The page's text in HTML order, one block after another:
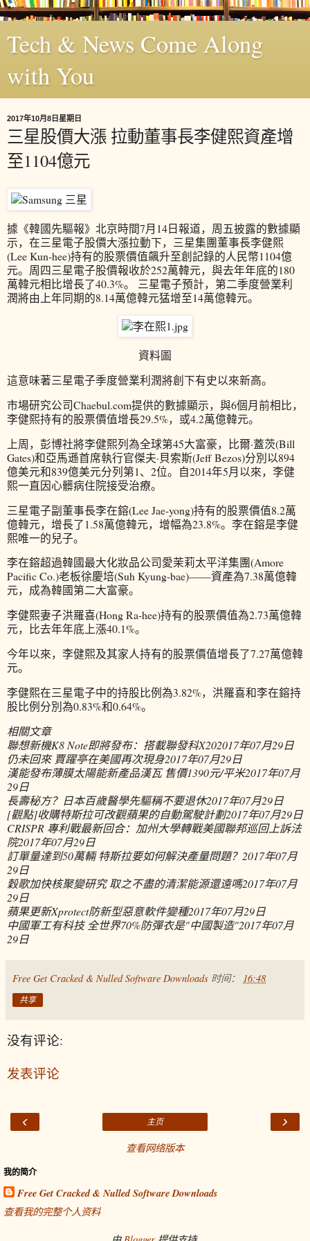
Tech & News Come Along
with You
2017年10月8日星期日
三星股價大漲 拉動董事長李健熙資產增
至1104億元
據《韓國先驅報》北京時間7月14日報道，周五披露的數據顯
示，在三星電子股價大漲拉動下，三星集團董事長李健熙
(Lee Kun-hee)持有的股票價值飆升至創記錄的人民幣1104億
元。周四三星電子股價報收於252萬韓元，與去年年底的180
萬韓元相比增長了40.3%。 三星電子預計，第二季度營業利
潤將由上年同期的8.14萬億韓元猛增至14萬億韓元。
資料圖
這意味著三星電子季度營業利潤將創下有史以來新高。
市場研究公司Chaebul.com提供的數據顯示，與6個月前相比，
李健熙持有的股票價值增長29.5%，或4.2萬億韓元。
上周，彭博社將李健熙列為全球第45大富豪，比爾·蓋茨(Bill
Gates)和亞馬遜首席執行官傑夫·貝索斯(Jeff Bezos)分別以894
億美元和839億美元分列第1、2位。自2014年5月以來，李健
熙一直因心髒病住院接受治療。
三星電子副董事長李在鎔(Lee Jae-yong)持有的股票價值8.2萬
億韓元，增長了1.58萬億韓元，增幅為23.8%。李在鎔是李健
熙唯一的兒子。
李在鎔超過韓國最大化妝品公司愛茉莉太平洋集團(Amore
Pacific Co.)老板徐慶培(Suh Kyung-bae)——資產為7.38萬億韓
元，成為韓國第二大富豪。
李健熙妻子洪羅喜(Hong Ra-hee)持有的股票價值為2.73萬億韓
元，比去年年底上漲40.1%。
今年以來，李健熙及其家人持有的股票價值增長了7.27萬億韓
元。
李健熙在三星電子中的持股比例為3.82%，洪羅喜和李在鎔持
股比例分別為0.83%和0.64%。
相關文章
聯想新機K8 Note即將發布：搭載聯發科X202017年07月29日
仍未回來 賈躍亭在美國再次現身2017年07月29日
漢能發布薄膜太陽能新產品漢瓦 售價1390元/平米2017年07月
29日
長壽秘方？日本百歲醫學先驅稱不要退休2017年07月29日
[觀點]收購特斯拉可改觀蘋果的自動駕駛計劃2017年07月29日
CRISPR 專利戰最新回合：加州大學轉戰美國聯邦巡回上訴法
院2017年07月29日
訂單量達到50萬輛 特斯拉要如何解決產量問題？ 2017年07月
29日
穀歌加快核聚變研究 取之不盡的清潔能源還遠嗎2017年07月
29日
蘋果更新Xprotect防新型惡意軟件變種2017年07月29日
中國軍工有科技 全世界70%防彈衣是"中國製造"2017年07月
29日
Free Get Cracked & Nulled Software Downloads 时间： 16:48
共享
没有评论:
发表评论
‹ ›
主页
查看网络版本
我的简介
Free Get Cracked & Nulled Software Downloads
查看我的完整个人资料